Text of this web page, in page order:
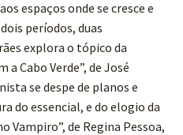
espaços onde se cresce e
períodos, duas
explora o tópico da
a Cabo Verde”, de José
se despe de planos e
do essencial, e do elogio da
Vampiro”, de Regina Pessoa,